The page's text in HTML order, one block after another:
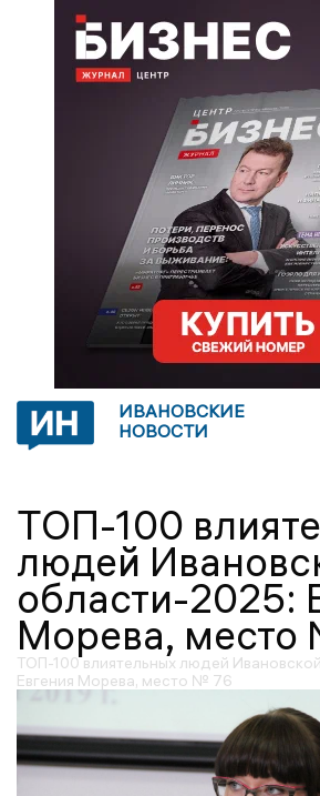
ИВАНОВСКИЕ
НОВОСТИ
ТОП-100
людей
области-2025:
Морева, место
ТОП-100 влиятельных людей
Евгения Морева, место № 76